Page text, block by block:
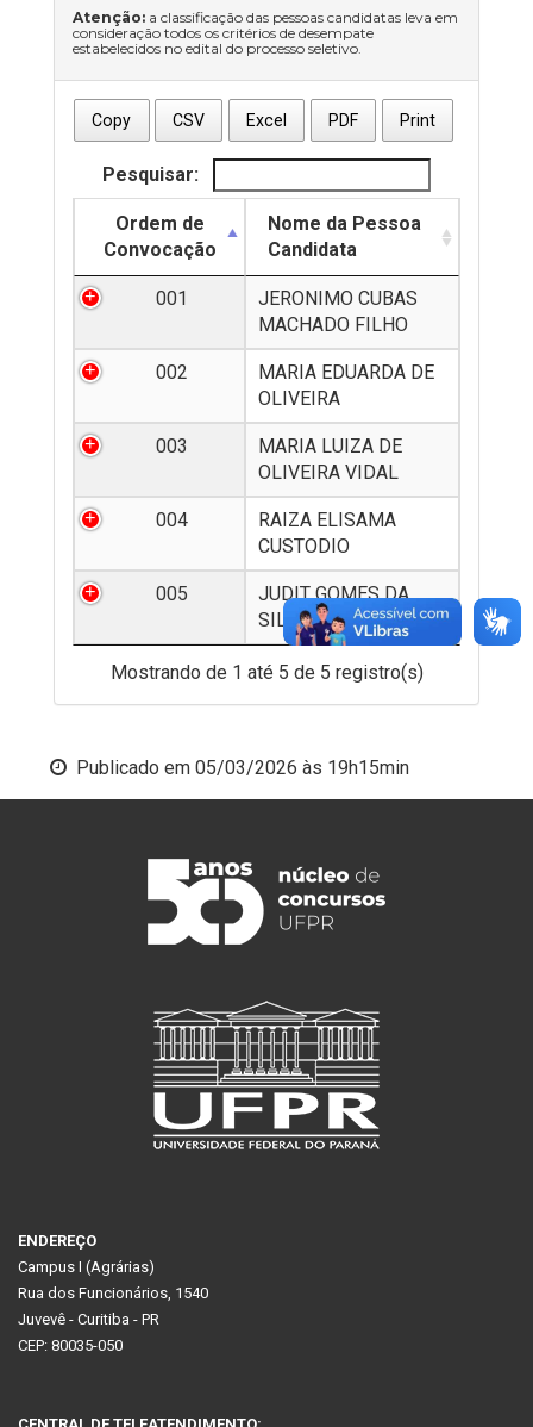
Atenção: a classificação das pessoas candidatas leva em
consideração todos os critérios de desempate
estabelecidos no edital do processo seletivo.
Copy CSV Excel PDF Print
Pesquisar:
Ordem de
Convocação
Nome da Pessoa
Candidata
001
JERONIMO CUBAS
MACHADO FILHO
002
MARIA EDUARDA DE
OLIVEIRA
003
MARIA LUIZA DE
OLIVEIRA VIDAL
004
RAIZA ELISAMA
CUSTODIO
005
JUDIT GOMES DA
SILVA
Mostrando de 1 até 5 de 5 registro(s)
Publicado em 05/03/2026 às 19h15min
ENDEREÇO
Campus I (Agrárias)
Rua dos Funcionários, 1540
Juvevê - Curitiba - PR
CEP: 80035-050